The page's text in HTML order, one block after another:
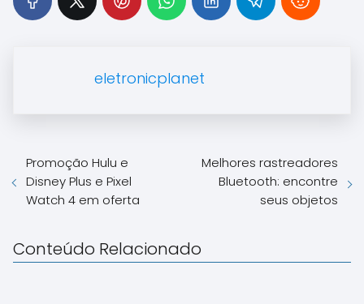
eletronicplanet
Promoção Hulu e
Disney Plus e Pixel
Watch 4 em oferta
Melhores rastreadores
Bluetooth: encontre
seus objetos
Conteúdo Relacionado